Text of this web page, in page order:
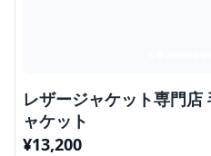
レザージャケット専門
ャケット
¥13,200